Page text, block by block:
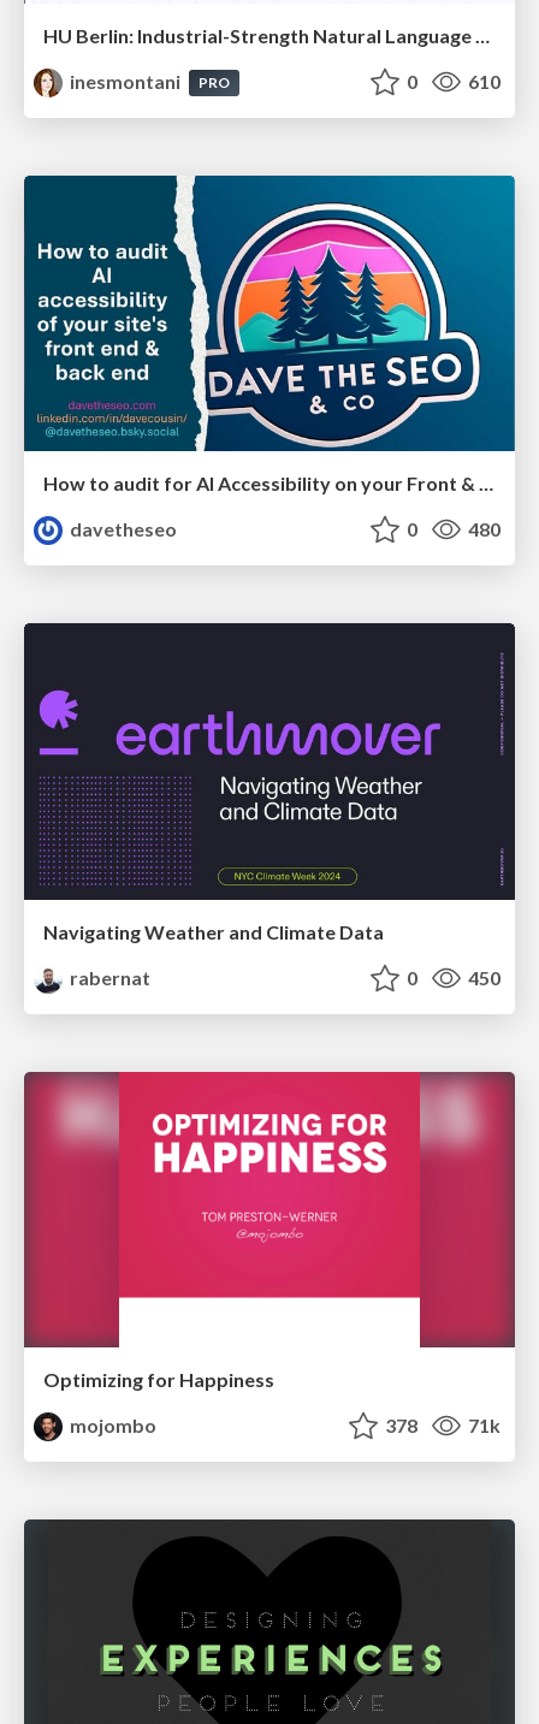
HU Berlin: Industrial-Strength Natural Language Processing with spaCy and Prodigy
inesmontani
PRO 0 610
How to audit for AI Accessibility on your Front & Back End
davetheseo
0 480
Navigating Weather and Climate Data
rabernat
0 450
Optimizing for Happiness
mojombo
378 71k